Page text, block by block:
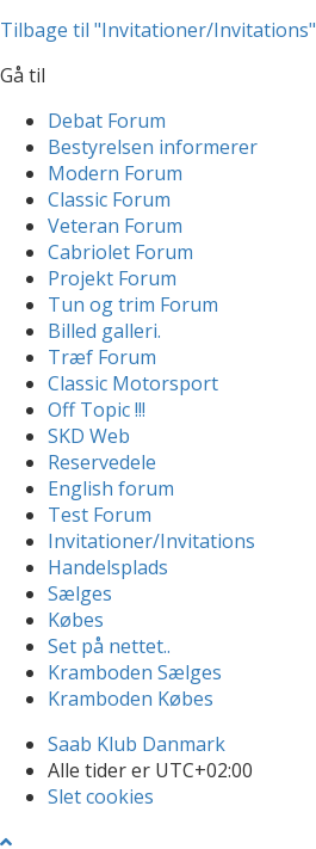
Tilbage til "Invitationer/Invitations"
Gå til
Debat Forum
Bestyrelsen informerer
Modern Forum
Classic Forum
Veteran Forum
Cabriolet Forum
Projekt Forum
Tun og trim Forum
Billed galleri.
Træf Forum
Classic Motorsport
Off Topic !!!
SKD Web
Reservedele
English forum
Test Forum
Invitationer/Invitations
Handelsplads
Sælges
Købes
Set på nettet..
Kramboden Sælges
Kramboden Købes
Saab Klub Danmark
Alle tider er UTC+02:00
Slet cookies